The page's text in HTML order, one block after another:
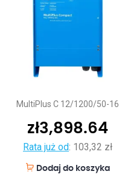
MultiPlus C 12/1200/50-16
zł3,898.64
Rata już od: 103,32 zł
Dodaj do koszyka